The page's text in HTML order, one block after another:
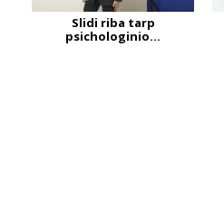
Slidi riba tarp
psichologinio...